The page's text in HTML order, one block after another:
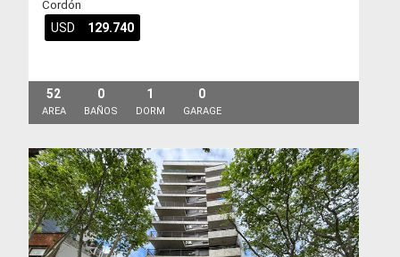
Cordón
USD 129.740
52
AREA
0
BAÑOS
1
DORM
0
GARAGE